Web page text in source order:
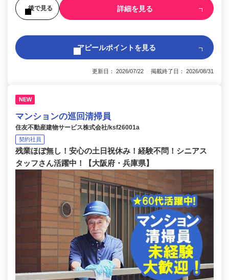
後で見る 詳細を見る
アピールポイントを見る
更新日： 2026/07/22 掲載終了日： 2026/08/31
NEW
マンションの巡回清掃員
住友不動産建物サービス株式会社/ksf26001a
契約社員
残業ほぼ無し！安心の土日祝休み！経験不問！シニアス
タッフさん活躍中！【大阪府・兵庫県】